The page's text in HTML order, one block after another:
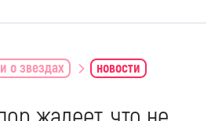
о звездах новости